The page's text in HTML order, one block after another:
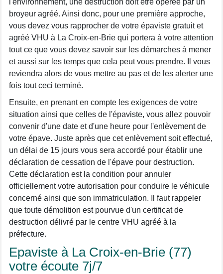
l'environnement, une destruction doit être opérée par un
broyeur agréé. Ainsi donc, pour une première approche,
vous devez vous rapprocher de votre épaviste gratuit et
agréé VHU à La Croix-en-Brie qui portera à votre attention
tout ce que vous devez savoir sur les démarches à mener
et aussi sur les temps que cela peut vous prendre. Il vous
reviendra alors de vous mettre au pas et de les alerter une
fois tout ceci terminé.
Ensuite, en prenant en compte les exigences de votre
situation ainsi que celles de l'épaviste, vous allez pouvoir
convenir d'une date et d'une heure pour l'enlèvement de
votre épave. Juste après que cet enlèvement soit effectué,
un délai de 15 jours vous sera accordé pour établir une
déclaration de cessation de l'épave pour destruction.
Cette déclaration est la condition pour annuler
officiellement votre autorisation pour conduire le véhicule
concerné ainsi que son immatriculation. Il faut rappeler
que toute démolition est pourvue d'un certificat de
destruction délivré par le centre VHU agréé à la
préfecture.
Epaviste à La Croix-en-Brie (77)
votre écoute 7j/7